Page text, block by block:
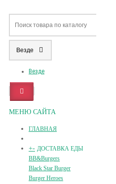
Везде
Везде
МЕНЮ САЙТА
ГЛАВНАЯ
+- ДОСТАВКА ЕДЫ
BB&Burgers
Black Star Burger
Burger Heroes